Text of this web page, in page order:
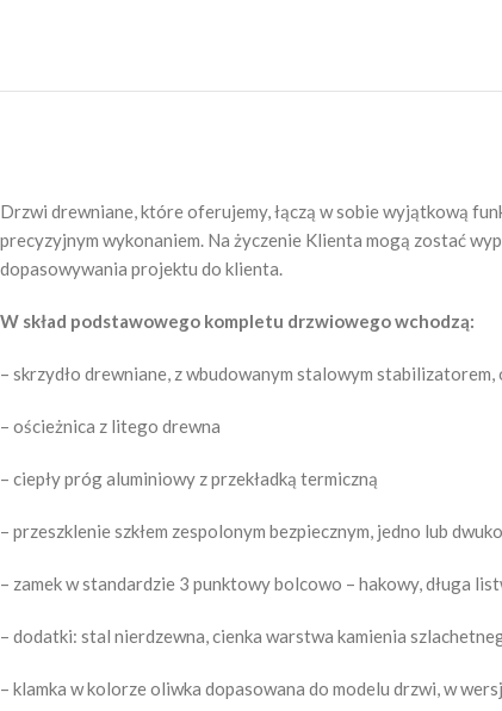
Drzwi drewniane, które oferujemy, łączą w sobie wyjątkową
precyzyjnym wykonaniem. Na życzenie Klienta mogą zostać
dopasowywania projektu do klienta.
W skład podstawowego kompletu drzwiowego wchodzą:
– skrzydło drewniane, z wbudowanym stalowym
– ościeżnica z litego drewna
– ciepły próg aluminiowy z przekładką termiczną
– przeszklenie szkłem zespolonym bezpiecznym, jedno lub
– zamek w standardzie 3 punktowy bolcowo – hakowy, długa
– dodatki: stal nierdzewna, cienka warstwa kamienia
– klamka w kolorze oliwka dopasowana do modelu drzwi, w